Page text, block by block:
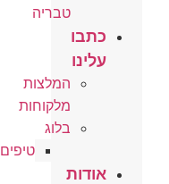
טבריה
כתבו
עלינו
המלצות
מלקוחות
בלוג
טיפים
אודות